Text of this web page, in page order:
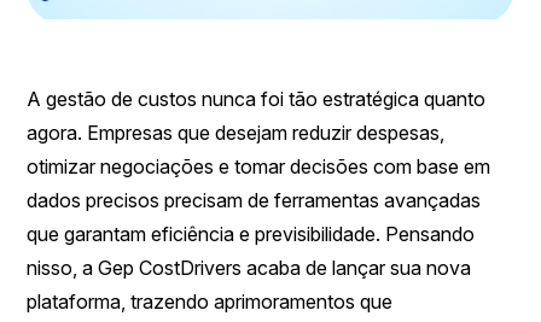
A gestão de custos nunca foi tão estratégica quanto
agora. Empresas que desejam reduzir despesas,
otimizar negociações e tomar decisões com base em
dados precisos precisam de ferramentas avançadas
que garantam eficiência e previsibilidade. Pensando
nisso, a Gep CostDrivers acaba de lançar sua nova
plataforma, trazendo aprimoramentos que